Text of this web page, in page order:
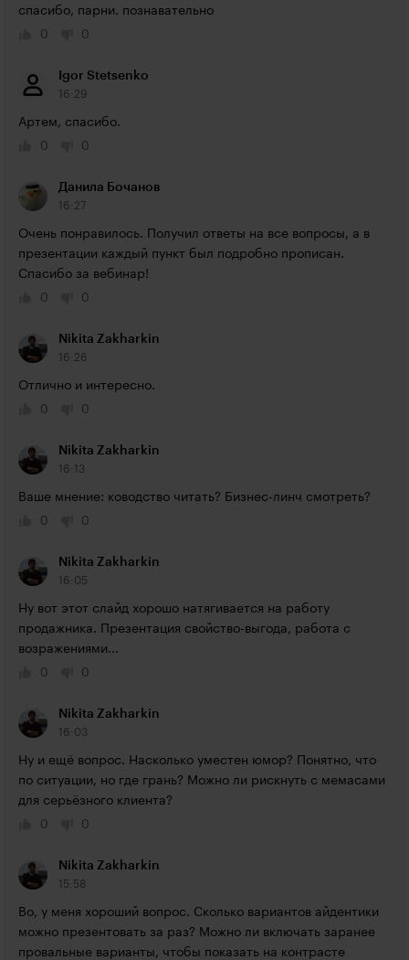
спасибо, парни. познавательно
0
0
Igor Stetsenko
16:29
Артем, спасибо.
0
0
Данила Бочанов
16:27
Очень понравилось. Получил ответы на все вопросы, а в
презентации каждый пункт был подробно прописан.
Спасибо за вебинар!
0
0
Nikita Zakharkin
16:26
Отлично и интересно.
0
0
Nikita Zakharkin
16:13
Ваше мнение: ководство читать? Бизнес-линч смотреть?
0
0
Nikita Zakharkin
16:05
Ну вот этот слайд хорошо натягивается на работу
продажника. Презентация свойство-выгода, работа с
возражениями...
0
0
Nikita Zakharkin
16:03
Ну и ещё вопрос. Насколько уместен юмор? Понятно, что
по ситуации, но где грань? Можно ли рискнуть с мемасами
для серьёзного клиента?
0
0
Nikita Zakharkin
15:58
Во, у меня хороший вопрос. Сколько вариантов айдентики
можно презентовать за раз? Можно ли включать заранее
провальные варианты, чтобы показать на контрасте